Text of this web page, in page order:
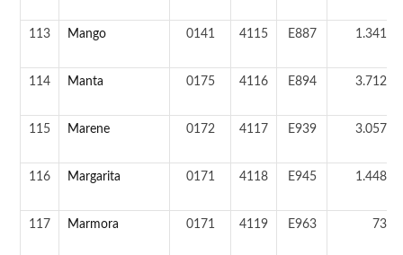
113 Mango 0141 4115 E887 1.341 ab
114 Manta 0175 4116 E894 3.712 ab
115 Marene 0172 4117 E939 3.057 ab
116 Margarita 0171 4118 E945 1.448 ab
117 Marmora 0171 4119 E963 73 ab